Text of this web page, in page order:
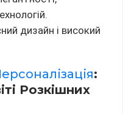
дизайн і високий
:
Розкішних